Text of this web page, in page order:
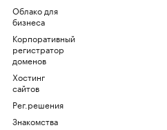
Облако для
бизнеса
Корпоративный
регистратор
доменов
Хостинг
сайтов
Рег.решения
Знакомства